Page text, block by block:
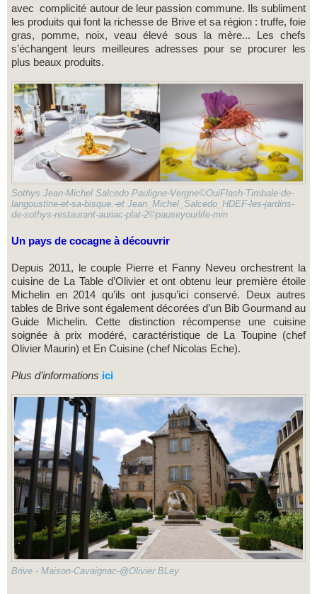
avec complicité autour de leur passion commune. Ils subliment
les produits qui font la richesse de Brive et sa région : truffe, foie
gras, pomme, noix, veau élevé sous la mère... Les chefs
s’échangent leurs meilleures adresses pour se procurer les
plus beaux produits.
Sothys Jean-Michel Salcedo Pauligne-Vergne©OuiFlash-Timbale-de-
langoustine-et-sa-bisque.-et Jean_Michel_Salcedo_HDEF-les-jardins-
de-sothys-restaurant-auriac-plat-2©pauseyourlife-min
Un pays de cocagne à découvrir
Depuis 2011, le couple Pierre et Fanny Neveu orchestrent la
cuisine de La Table d’Olivier et ont obtenu leur première étoile
Michelin en 2014 qu’ils ont jusqu’ici conservé. Deux autres
tables de Brive sont également décorées d’un Bib Gourmand au
Guide Michelin. Cette distinction récompense une cuisine
soignée à prix modéré, caractéristique de La Toupine (chef
Olivier Maurin) et En Cuisine (chef Nicolas Eche).
Plus d’informations ici
Brive - Maison-Cavaignac-@Olivier BLey